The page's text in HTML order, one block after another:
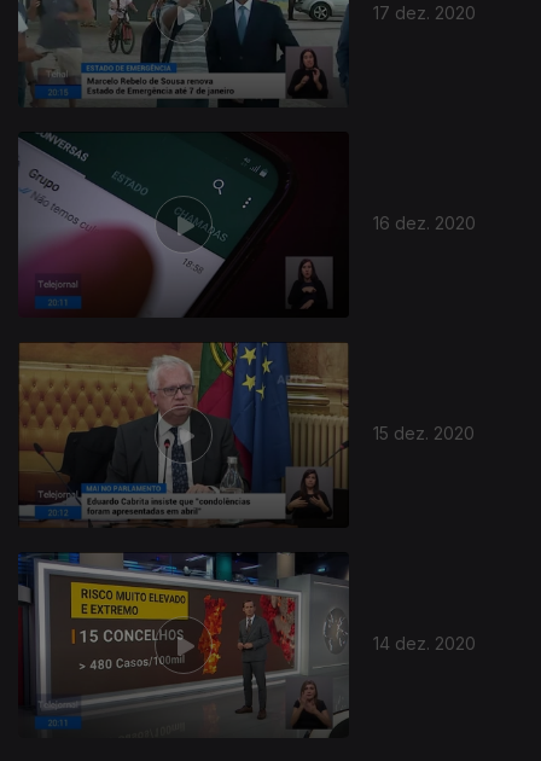
17 dez. 2020
16 dez. 2020
15 dez. 2020
14 dez. 2020